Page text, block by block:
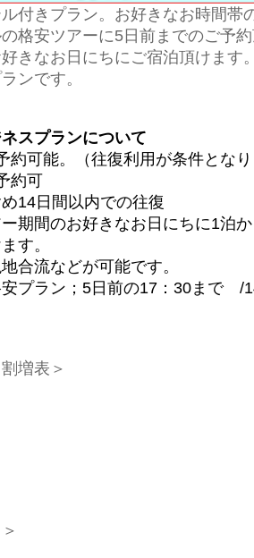
付きプラン。お好きなお時間帯
格安ツアーに5日前までのご予
きなお日にちにご宿泊頂けます
ンです。
スプランについて
可能。（往復利用が条件とな
約可
14日間以内での往復
期間のお好きなお日にちに1泊
す。
合流などが可能です。
安プラン；5日前の17：30まで
増表＞